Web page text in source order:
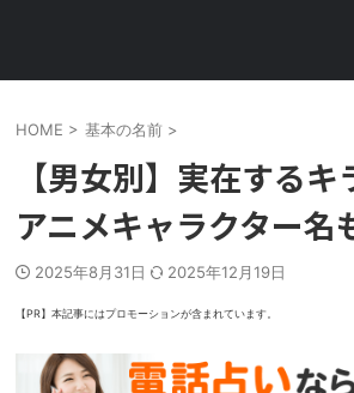
HOME > 基本の名前 >
【男女別】実在する
アニメキャラクター名
2025年8月31日 2025年12月19日
【PR】本記事にはプロモーションが含まれています。